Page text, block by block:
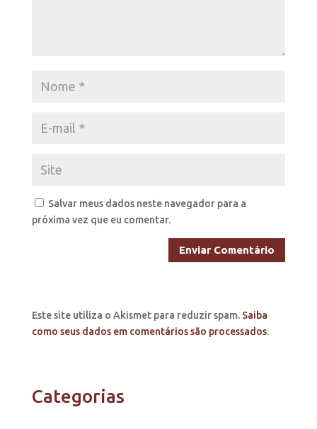
Salvar meus dados neste navegador para a
próxima vez que eu comentar.
Este site utiliza o Akismet para reduzir spam. Saiba
como seus dados em comentários são processados.
Categorias